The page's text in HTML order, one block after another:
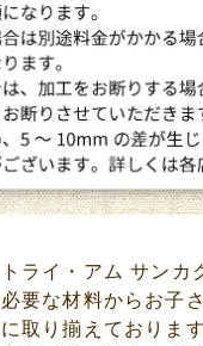
トライ・アム サンカ
必要な材料からお子
に取り揃えております